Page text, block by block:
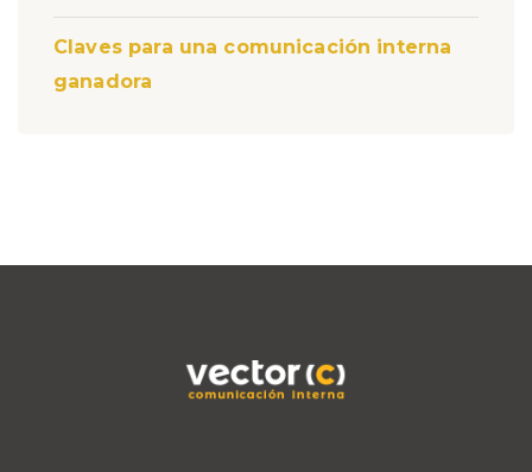
Claves para una comunicación interna
ganadora